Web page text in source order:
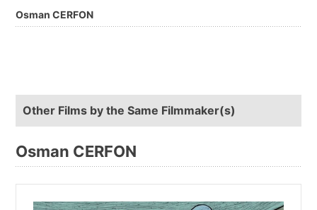
Osman CERFON
Other Films by the Same Filmmaker(s)
Osman CERFON